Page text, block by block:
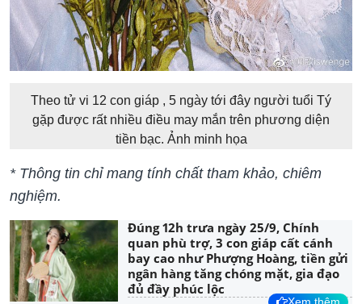
Theo tử vi 12 con giáp , 5 ngày tới đây người tuổi Tý
gặp được rất nhiều điều may mắn trên phương diện
tiền bạc. Ảnh minh họa
* Thông tin chỉ mang tính chất tham khảo, chiêm
nghiệm.
Đúng 12h trưa ngày 25/9, Chính
quan phù trợ, 3 con giáp cất cánh
bay cao như Phượng Hoàng, tiền gửi
ngân hàng tăng chóng mặt, gia đạo
đủ đầy phúc lộc